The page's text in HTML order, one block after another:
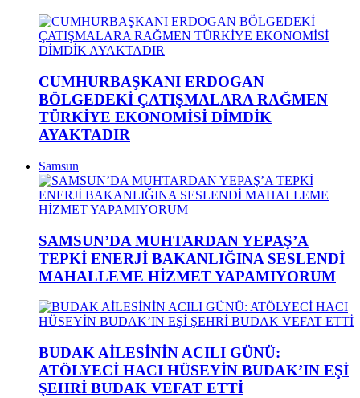
CUMHURBAŞKANI ERDOGAN
BÖLGEDEKİ ÇATIŞMALARA RAĞMEN
TÜRKİYE EKONOMİSİ DİMDİK
AYAKTADIR
Samsun
SAMSUN’DA MUHTARDAN YEPAŞ’A
TEPKİ ENERJİ BAKANLIĞINA SESLENDİ
MAHALLEME HİZMET YAPAMIYORUM
BUDAK AİLESİNİN ACILI GÜNÜ:
ATÖLYECİ HACI HÜSEYİN BUDAK’IN EŞİ
ŞEHRİ BUDAK VEFAT ETTİ